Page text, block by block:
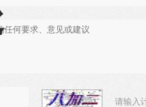
请输入